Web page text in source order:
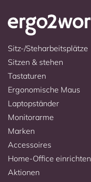
Sitz-/Steharbeitsplätze
Sitzen & stehen
Tastaturen
Ergonomische Maus
Laptopständer
Monitorarme
Marken
Accessoires
Home-Office einrichten
Aktionen